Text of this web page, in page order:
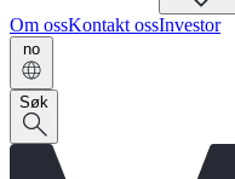
Om ossKontakt ossInvestor
no
Søk